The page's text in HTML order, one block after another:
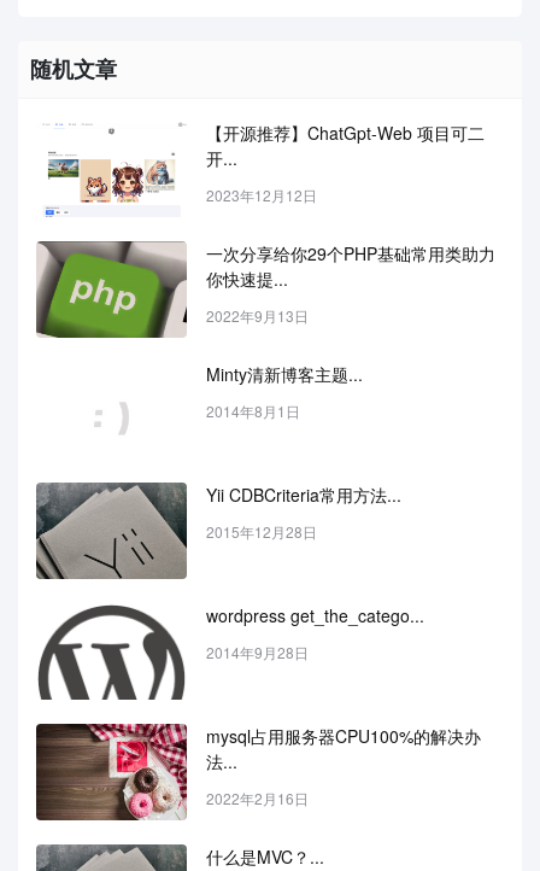
随机文章
【开源推荐】ChatGpt-Web 项目可二
开...
2023年12月12日
一次分享给你29个PHP基础常用类助力
你快速提...
2022年9月13日
Minty清新博客主题...
2014年8月1日
Yii CDBCriteria常用方法...
2015年12月28日
wordpress get_the_catego...
2014年9月28日
mysql占用服务器CPU100%的解决办
法...
2022年2月16日
什么是MVC？...